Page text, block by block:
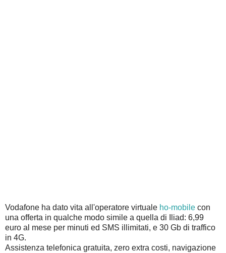
Vodafone ha dato vita all'operatore virtuale ho-mobile con
una offerta in qualche modo simile a quella di Iliad: 6,99
euro al mese per minuti ed SMS illimitati, e 30 Gb di traffico
in 4G.
Assistenza telefonica gratuita, zero extra costi, navigazione